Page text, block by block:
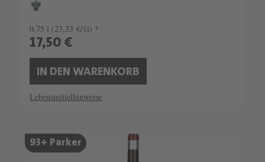
0.75 l (23,33 €/1l) *
17,50 €
IN DEN WARENKORB
Lebensmittelhinweise
93+ Parker